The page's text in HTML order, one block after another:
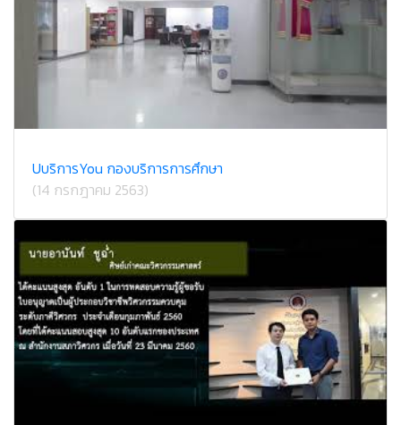
U​บริการ​You กองบริการ​การศึกษา
(14 กรกฎาคม 2563)